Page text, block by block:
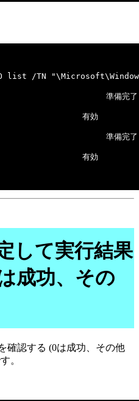
して実行結果
成功、その
確認する (0は成功、その他
。